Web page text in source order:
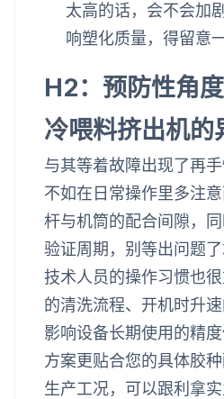
太高的话，会不会加
响塑化质量，得留意一
H2：预防性角
冷喂料挤出机的
与其等着故障出现了再手
不如在日常操作里多注
杆与机筒的配合间隙，
验证周期，别等出问题了
技术人员的操作习惯也
的清洗流程、开机时升
影响设备长期使用的精
方案更贴合您的具体胶
生产工况，可以跟利拿